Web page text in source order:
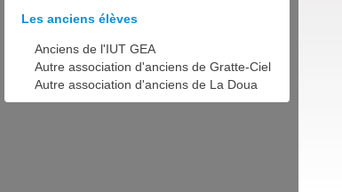
Les anciens élèves
Anciens de l'IUT GEA
Autre association d'anciens de Gratte-Ciel
Autre association d'anciens de La Doua